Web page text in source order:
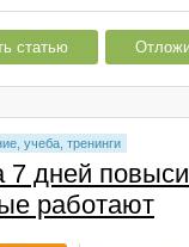
статью
учеба, тренинги
7 дней
работают